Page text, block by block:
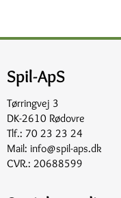
Spil-ApS
Tørringvej 3
DK-2610 Rødovre
Tlf.: 70 23 23 24
Mail: info@spil-aps.dk
CVR.: 20688599